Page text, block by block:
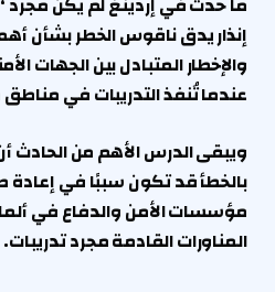
إنذار يدق ناقوس الخطر بشأن
والإخطار المتبادل بين الجهات
عندما تُنفذ التدريبات في
ويبقى الدرس الأهم من الحادث
بالخطأ قد تكون سببًا في إعادة
مؤسسات الأمن والدفاع في
المناورات القادمة مجرد تدريبات.